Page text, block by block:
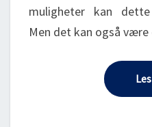
muligheter kan
Men det kan også